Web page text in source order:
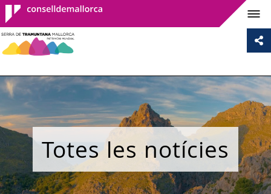
Consell de
Mallorca
Totes les notícies